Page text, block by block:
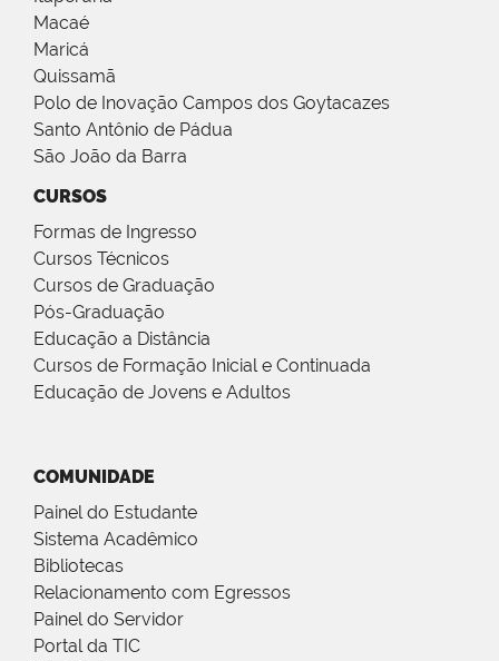
Macaé
Maricá
Quissamã
Polo de Inovação Campos dos Goytacazes
Santo Antônio de Pádua
São João da Barra
CURSOS
Formas de Ingresso
Cursos Técnicos
Cursos de Graduação
Pós-Graduação
Educação a Distância
Cursos de Formação Inicial e Continuada
Educação de Jovens e Adultos
COMUNIDADE
Painel do Estudante
Sistema Acadêmico
Bibliotecas
Relacionamento com Egressos
Painel do Servidor
Portal da TIC